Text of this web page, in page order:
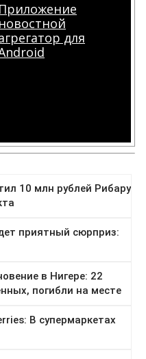
Приложение
новостной
для